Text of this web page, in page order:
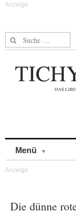
Suche nach:
Menü
Die dünne